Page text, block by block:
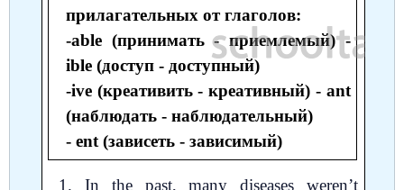
прилагательных от глаголов:
-able (принимать - приемлемый) -
ible (доступ - доступный)
-ive (креативить - креативный) - ant
(наблюдать - наблюдательный)
- ent (зависеть - зависимый)
1. In the past, many diseases weren’t